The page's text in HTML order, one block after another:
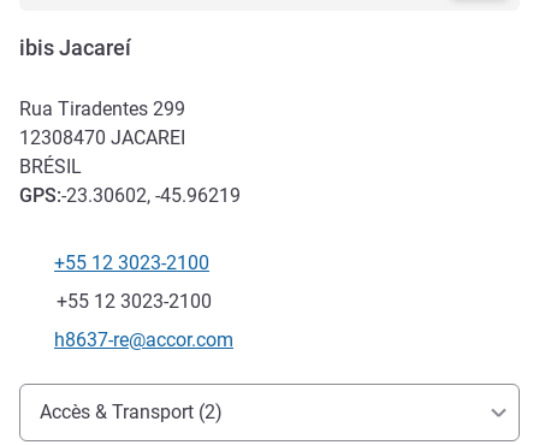
ibis Jacareí
Rua Tiradentes 299
12308470 JACAREI
BRÉSIL
GPS:-23.30602, -45.96219
Téléphone
+55 12 3023-2100
Fax
+55 12 3023-2100
Email de contact
h8637-re@accor.com
Accès et transports
Accès & Transport (2)